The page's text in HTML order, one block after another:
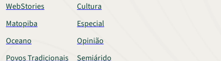
WebStories
Cultura
Matopiba
Especial
Oceano
Opinião
Povos Tradicionais
Semiárido